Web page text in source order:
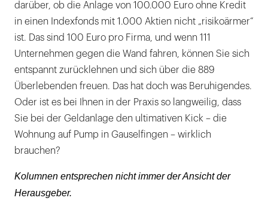
darüber, ob die Anlage von 100.000 Euro ohne Kredit
in einen Indexfonds mit 1.000 Aktien nicht „risikoärmer“
ist. Das sind 100 Euro pro Firma, und wenn 111
Unternehmen gegen die Wand fahren, können Sie sich
entspannt zurücklehnen und sich über die 889
Überlebenden freuen. Das hat doch was Beruhigendes.
Oder ist es bei Ihnen in der Praxis so langweilig, dass
Sie bei der Geldanlage den ultimativen Kick – die
Wohnung auf Pump in Gauselfingen – wirklich
brauchen?
Kolumnen entsprechen nicht immer der Ansicht der
Herausgeber.